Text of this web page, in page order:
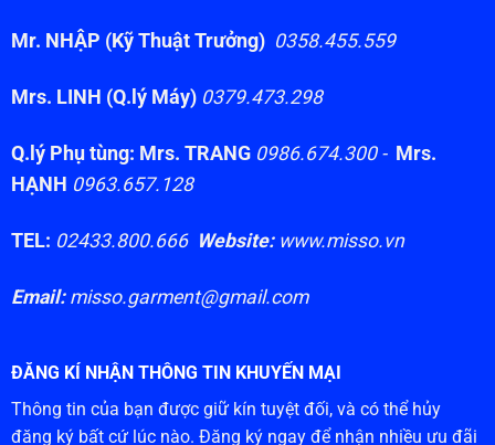
Mr. NHẬP (Kỹ Thuật Trưởng) 0358.455.559
Mrs. LINH (Q.lý Máy) 0379.473.298
Q.lý Phụ tùng: Mrs. TRANG 0986.674.300 - Mrs.
HẠNH 0963.657.128
TEL: 02433.800.666 Website:www.misso.vn
Email:misso.garment@gmail.com
ĐĂNG KÍ NHẬN THÔNG TIN KHUYẾN MẠI
Thông tin của bạn được giữ kín tuyệt đối, và có thể hủy
đăng ký bất cứ lúc nào. Đăng ký ngay để nhận nhiều ưu đãi